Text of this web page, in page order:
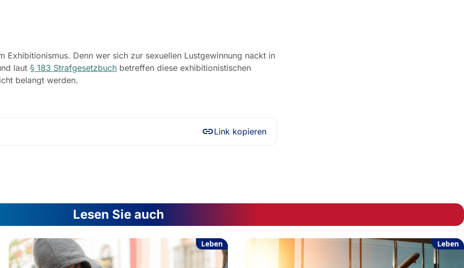
Exhibitionismus. Denn wer sich zur sexuellen Lustgewinnung nackt in
laut § 183 Strafgesetzbuch betreffen diese exhibitionistischen
belangt werden.
Link kopieren
Lesen Sie auch
Leben Leben